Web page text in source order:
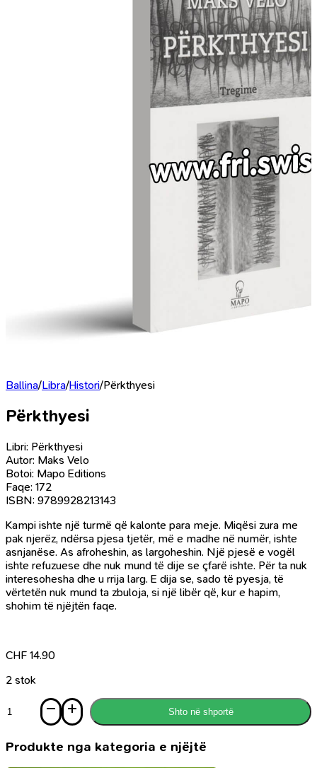
Ballina/Libra/Histori/Përkthyesi
Përkthyesi
Libri: Përkthyesi
Autor: Maks Velo
Botoi: Mapo Editions
Faqe: 172
ISBN: 9789928213143
Kampi ishte një turmë që kalonte para meje. Miqësi zura me
pak njerëz, ndërsa pjesa tjetër, më e madhe në numër, ishte
asnjanëse. As afroheshin, as largoheshin. Një pjesë e vogël
ishte refuzuese dhe nuk mund të dije se çfarë ishte. Për ta nuk
interesohesha dhe u rrija larg. E dija se, sado të pyesja, të
vërtetën nuk mund ta zbuloja, si një libër që, kur e hapim,
shohim të njëjtën faqe.
CHF 14.90
2 stok
Përkthyesi
Shto në shportë
Produkte nga kategoria e njëjtë